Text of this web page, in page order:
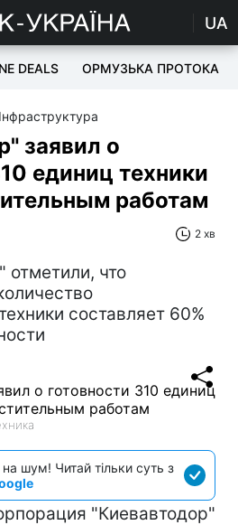
UA
DEALS ОРМУЗЬКА ПРОТОКА
Інфраструктура
заявил о
единиц техники
работам
2 хв
отметили, что
составляет 60%
шум! Читай тільки суть з
"Киевавтодор"